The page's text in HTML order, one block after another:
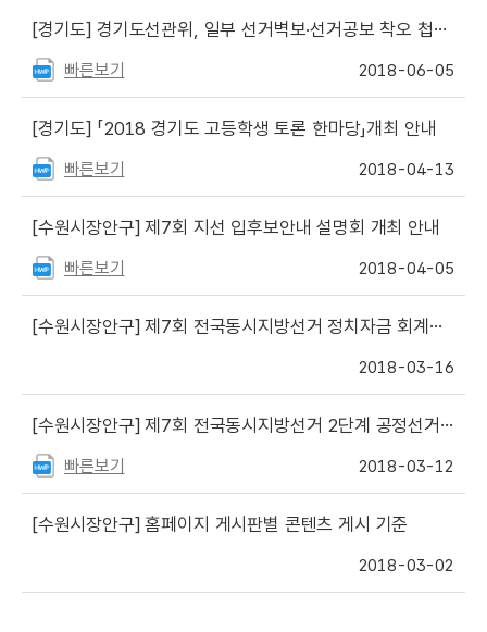
[경기도] 경기도선관위, 일부 선거벽보·선거공보 착오 첩부·발송에 대해 유감표명
빠른보기 2018-06-05
[경기도] 「2018 경기도 고등학생 토론 한마당」개최 안내
빠른보기 2018-04-13
[수원시장안구] 제7회 지선 입후보안내 설명회 개최 안내
빠른보기 2018-04-05
[수원시장안구] 제7회 전국동시지방선거 정치자금 회계실무 교육 안내
2018-03-16
[수원시장안구] 제7회 전국동시지방선거 2단계 공정선거지원단 모집 안내
빠른보기 2018-03-12
[수원시장안구] 홈페이지 게시판별 콘텐츠 게시 기준
2018-03-02